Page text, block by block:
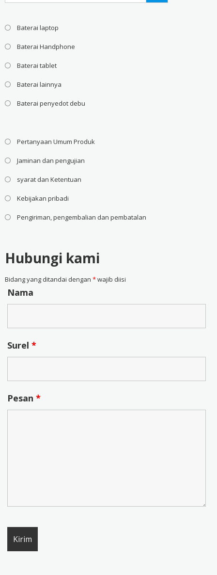
Baterai laptop
Baterai Handphone
Baterai tablet
Baterai lainnya
Baterai penyedot debu
Pertanyaan Umum Produk
Jaminan dan pengujian
syarat dan Ketentuan
Kebijakan pribadi
Pengiriman, pengembalian dan pembatalan
Hubungi kami
Bidang yang ditandai dengan *wajib diisi
Nama
Surel *
Pesan *